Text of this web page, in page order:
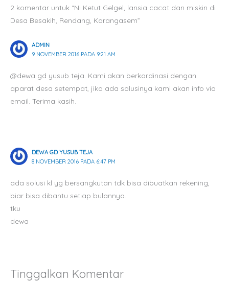
2 komentar untuk “Ni Ketut Gelgel, lansia cacat dan miskin di
Desa Besakih, Rendang, Karangasem”
ADMIN
9 NOVEMBER 2016 PADA 9:21 AM
@dewa gd yusub teja. Kami akan berkordinasi dengan
aparat desa setempat, jika ada solusinya kami akan info via
email. Terima kasih.
DEWA GD YUSUB TEJA
8 NOVEMBER 2016 PADA 6:47 PM
ada solusi kl yg bersangkutan tdk bisa dibuatkan rekening,
biar bisa dibantu setiap bulannya.
tku
dewa
Tinggalkan Komentar